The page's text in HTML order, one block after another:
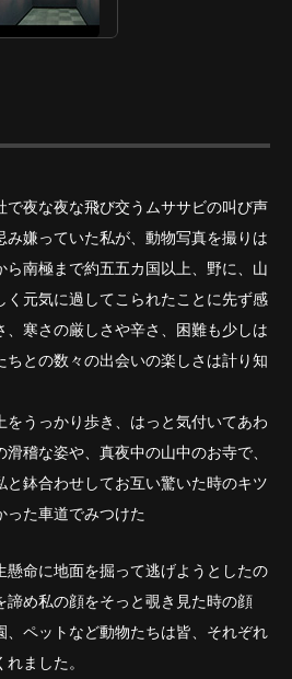
で夜な夜な飛び交うムササビの叫び声
み嫌っていた私が、動物写真を撮りは
ら南極まで約五五カ国以上、野に、山
く元気に過してこられたことに先ず感
、寒さの厳しさや辛さ、困難も少しは
ちとの数々の出会いの楽しさは計り知
をうっかり歩き、はっと気付いてあわ
稽な姿や、真夜中の山中のお寺で、
と鉢合わせしてお互い驚いた時のキツ
った車道でみつけた
懸命に地面を掘って逃げようとしたの
諦め私の顔をそっと覗き見た時の顔
、ペットなど動物たちは皆、それぞれ
ました。